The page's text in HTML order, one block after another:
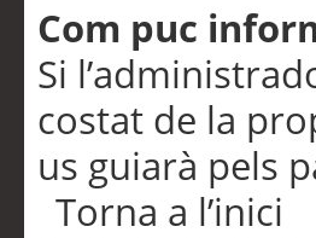
Com puc
Si
costat de la
us guiarà pels
Torna a l’inici